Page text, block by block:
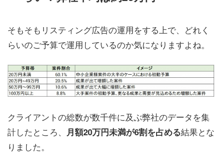
そもそもリスティング広告の運用をする上で、どれく
らいのご予算で運用しているのか気になりますよね。
クライアントの総数が数千件に及ぶ弊社のデータを集
計したところ、
月額20万円未満が6割を占める結果とな
りました。